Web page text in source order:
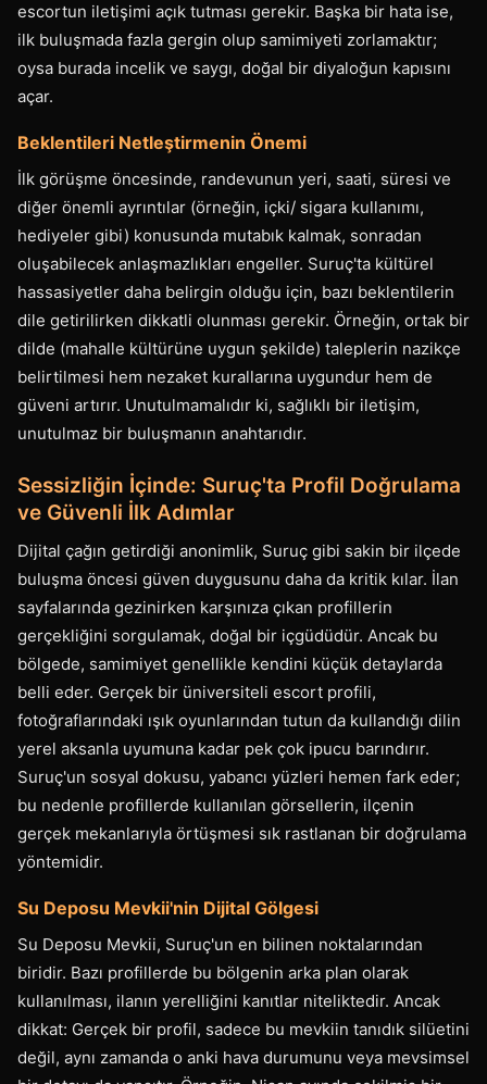
escortun iletişimi açık tutması gerekir. Başka bir hata ise,
ilk buluşmada fazla gergin olup samimiyeti zorlamaktır;
oysa burada incelik ve saygı, doğal bir diyaloğun kapısını
açar.
Beklentileri Netleştirmenin Önemi
İlk görüşme öncesinde, randevunun yeri, saati, süresi ve
diğer önemli ayrıntılar (örneğin, içki/ sigara kullanımı,
hediyeler gibi) konusunda mutabık kalmak, sonradan
oluşabilecek anlaşmazlıkları engeller. Suruç'ta kültürel
hassasiyetler daha belirgin olduğu için, bazı beklentilerin
dile getirilirken dikkatli olunması gerekir. Örneğin, ortak bir
dilde (mahalle kültürüne uygun şekilde) taleplerin nazikçe
belirtilmesi hem nezaket kurallarına uygundur hem de
güveni artırır. Unutulmamalıdır ki, sağlıklı bir iletişim,
unutulmaz bir buluşmanın anahtarıdır.
Sessizliğin İçinde: Suruç'ta Profil Doğrulama
ve Güvenli İlk Adımlar
Dijital çağın getirdiği anonimlik, Suruç gibi sakin bir ilçede
buluşma öncesi güven duygusunu daha da kritik kılar. İlan
sayfalarında gezinirken karşınıza çıkan profillerin
gerçekliğini sorgulamak, doğal bir içgüdüdür. Ancak bu
bölgede, samimiyet genellikle kendini küçük detaylarda
belli eder. Gerçek bir üniversiteli escort profili,
fotoğraflarındaki ışık oyunlarından tutun da kullandığı dilin
yerel aksanla uyumuna kadar pek çok ipucu barındırır.
Suruç'un sosyal dokusu, yabancı yüzleri hemen fark eder;
bu nedenle profillerde kullanılan görsellerin, ilçenin
gerçek mekanlarıyla örtüşmesi sık rastlanan bir doğrulama
yöntemidir.
Su Deposu Mevkii'nin Dijital Gölgesi
Su Deposu Mevkii, Suruç'un en bilinen noktalarından
biridir. Bazı profillerde bu bölgenin arka plan olarak
kullanılması, ilanın yerelliğini kanıtlar niteliktedir. Ancak
dikkat: Gerçek bir profil, sadece bu mevkiin tanıdık silüetini
değil, aynı zamanda o anki hava durumunu veya mevsimsel